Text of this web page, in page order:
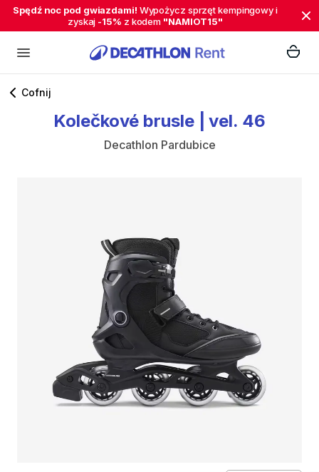
Spędź noc pod gwiazdami! Wypożycz sprzęt kempingowy i
zyskaj -15% z kodem "NAMIOT15"
Cofnij
Kolečkové brusle vel. 46
Decathlon Pardubice